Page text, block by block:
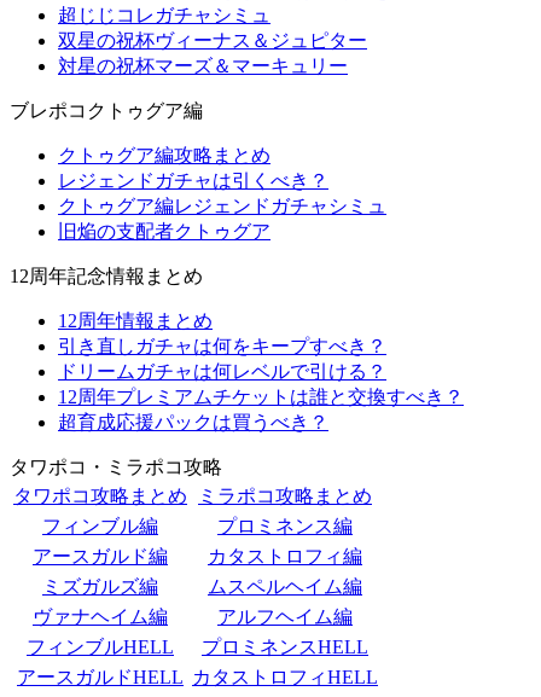
超じじコレガチャシミュ
双星の祝杯ヴィーナス＆ジュピター
対星の祝杯マーズ＆マーキュリー
ブレポコクトゥグア編
クトゥグア編攻略まとめ
レジェンドガチャは引くべき？
クトゥグア編レジェンドガチャシミュ
旧焔の支配者クトゥグア
12周年記念情報まとめ
12周年情報まとめ
引き直しガチャは何をキープすべき？
ドリームガチャは何レベルで引ける？
12周年プレミアムチケットは誰と交換すべき？
超育成応援パックは買うべき？
タワポコ・ミラポコ攻略
タワポコ攻略まとめ
ミラポコ攻略まとめ
フィンブル編
プロミネンス編
アースガルド編
カタストロフィ編
ミズガルズ編
ムスペルヘイム編
ヴァナヘイム編
アルフヘイム編
フィンブルHELL
プロミネンスHELL
アースガルドHELL カタストロフィHELL